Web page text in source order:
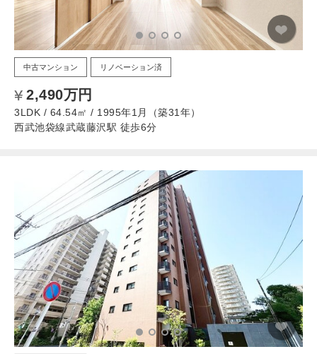
中古マンション リノベーション済
2,490万円
3LDK / 64.54㎡ / 1995年1月（築31年）
西武池袋線武蔵藤沢駅 徒歩6分